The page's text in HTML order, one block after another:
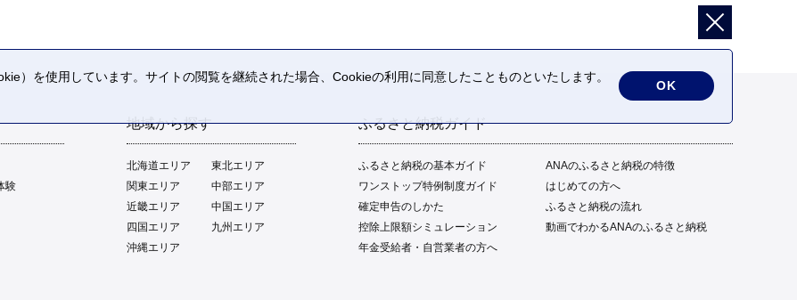
験
地域から探す
北海道エリア
東北エリア
関東エリア
中部エリア
近畿エリア
中国エリア
四国エリア
九州エリア
沖縄エリア
ふるさと納税ガイド
ふるさと納税の基本ガイド
ANAのふるさと納税の特徴
ワンストップ特例制度ガイド
はじめての方へ
確定申告のしかた
ふるさと納税の流れ
控除上限額シミュレーション
動画でわかるANAのふるさと納税
年金受給者・自営業者の方へ
）を使用しています。サイトの閲覧を継続された場合、Cookieの利用に同意したことものといたします。
OK